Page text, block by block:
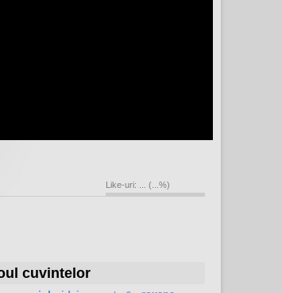
Like-uri: ( %)
cuvintelor